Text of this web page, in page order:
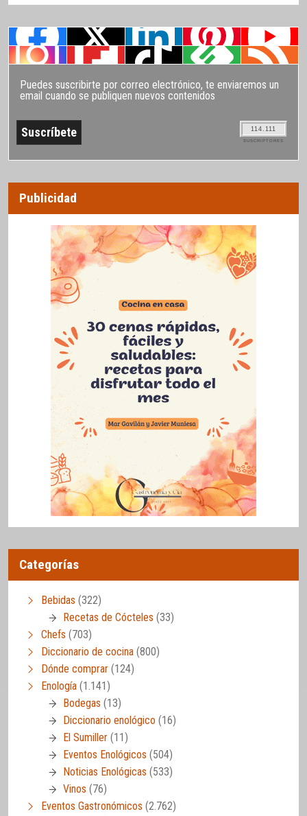
Puedes suscribirte por correo electrónico, te enviaremos un
email cuando se publiquen nuevos contenidos
114.111
SUSCRIPTORES
Publicidad
Categorías
Bebidas (322)
Recetas de Cócteles (33)
Chefs (703)
Diccionario de cocina (800)
Dónde comprar (124)
Enología (1.141)
Bodegas (13)
Diccionario enológico (16)
El Sumiller (11)
Eventos Enológicos (504)
Noticias Enológicas (533)
Vinos (76)
Eventos Gastronómicos (2.762)